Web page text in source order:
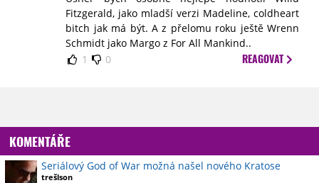
Fitzgerald, jako mladší verzi Madeline, coldheart
bitch jak má být. A z přelomu roku ještě Wrenn
Schmidt jako Margo z For All Mankind..
1
0 REAGOVAT
KOMENTÁŘE
Seriálový God of War možná našel nového Kratose
trešlson